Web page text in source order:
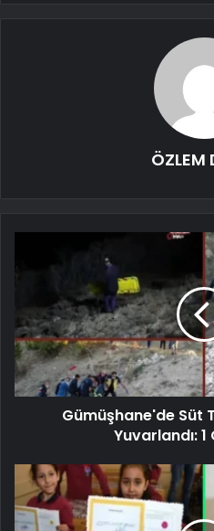
ÖZLEM
Gümüşhane'de Süt
Yuvarlandı: 1